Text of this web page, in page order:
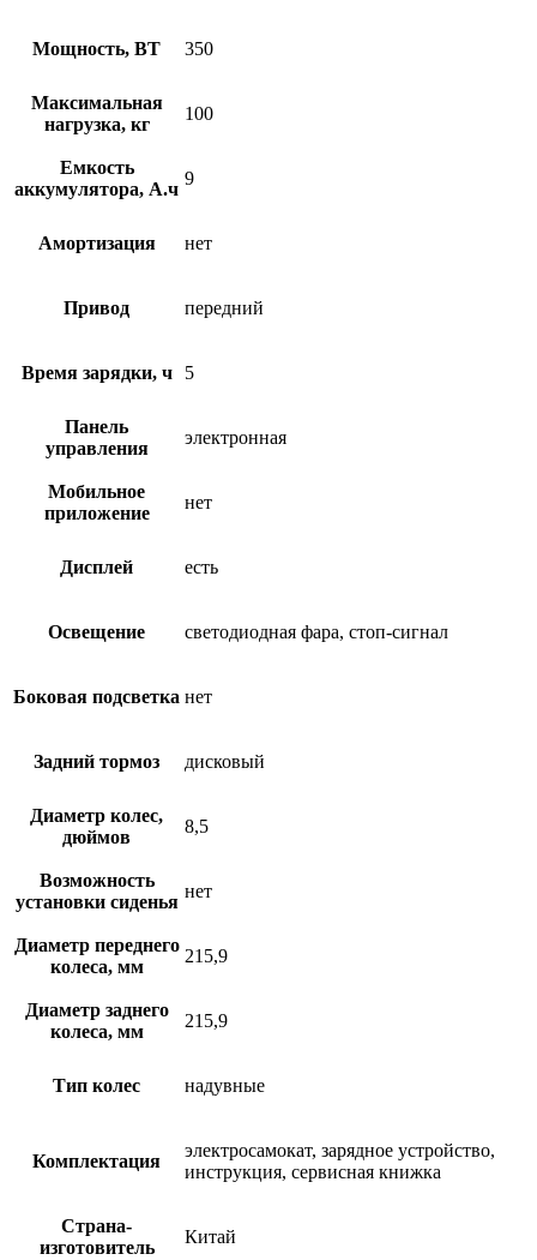
Мощность, ВТ 350
Максимальная
нагрузка, кг
100
Емкость
аккумулятора, А.ч
9
Амортизация нет
Привод передний
Время зарядки, ч 5
Панель
управления
электронная
Мобильное
приложение
нет
Дисплей есть
Освещение светодиодная фара, стоп-сигнал
Боковая подсветка нет
Задний тормоз дисковый
Диаметр колес,
дюймов
8,5
Возможность
установки сиденья
нет
Диаметр переднего
колеса, мм
215,9
Диаметр заднего
колеса, мм
215,9
Тип колес надувные
Комплектация
электросамокат, зарядное устройство,
инструкция, сервисная книжка
Страна-
изготовитель
Китай